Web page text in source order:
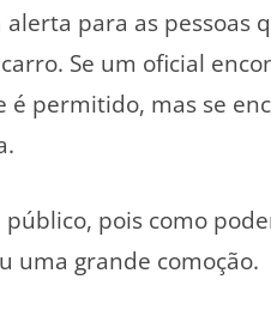
para as pessoas
Se um oficial
é permitido, mas se
pois como
uma grande comoção.